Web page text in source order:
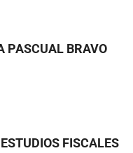
PASCUAL BRAVO
FISCALES